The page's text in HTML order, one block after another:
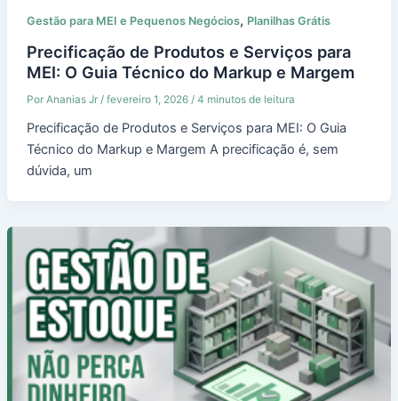
Gestão para MEI e Pequenos Negócios, Planilhas Grátis
Precificação de Produtos e Serviços para
MEI: O Guia Técnico do Markup e Margem
Por Ananias Jr / fevereiro 1, 2026 / 4 minutos de leitura
Precificação de Produtos e Serviços para MEI: O Guia
Técnico do Markup e Margem A precificação é, sem
dúvida, um